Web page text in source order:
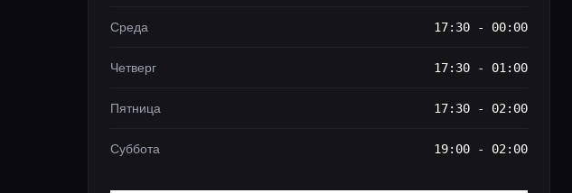
Среда 17:30 - 00:00
Четверг 17:30 - 01:00
Пятница 17:30 - 02:00
Суббота 19:00 - 02:00